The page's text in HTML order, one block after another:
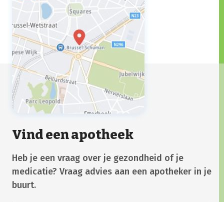
Vind een apotheek
Heb je een vraag over je gezondheid of je
medicatie? Vraag advies aan een apotheker in je
buurt.